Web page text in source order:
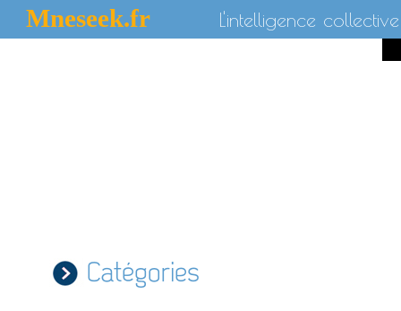
Mneseek.fr L'intelligence collective
Catégories